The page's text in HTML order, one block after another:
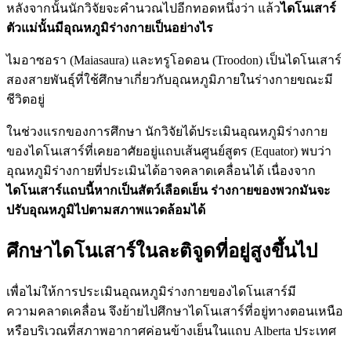
หลังจากนั้นนักวิจัยจะคำนวณไปอีกทอดหนึ่งว่า แล้วไดโนเสาร์
ตัวแม่นั้นมีอุณหภูมิร่างกายเป็นอย่างไร
ไมอาซอรา (Maiasaura) และทรูโอดอน (Troodon) เป็นไดโนเสาร์
สองสายพันธุ์ที่ใช้ศึกษาเกี่ยวกับอุณหภูมิภายในร่างกายขณะมี
ชีวิตอยู่
ในช่วงแรกของการศึกษา นักวิจัยได้ประเมินอุณหภูมิร่างกาย
ของไดโนเสาร์ที่เคยอาศัยอยู่แถบเส้นศูนย์สูตร (Equator) พบว่า
อุณหภูมิร่างกายที่ประเมินได้อาจคลาดเคลื่อนได้ เนื่องจาก
ไดโนเสาร์แถบนี้หากเป็นสัตว์เลือดเย็น ร่างกายของพวกมันจะ
ปรับอุณหภูมิไปตามสภาพแวดล้อมได้
ศึกษาไดโนเสาร์ในละติจูดที่อยู่สูงขึ้นไป
เพื่อไม่ให้การประเมินอุณหภูมิร่างกายของไดโนเสาร์มี
ความคลาดเคลื่อน จึงย้ายไปศึกษาไดโนเสาร์ที่อยู่ทางตอนเหนือ
หรือบริเวณที่สภาพอากาศค่อนข้างเย็นในแถบ Alberta ประเทศ